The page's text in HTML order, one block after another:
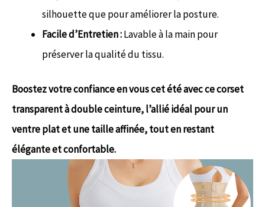
silhouette que pour améliorer la posture.
Facile d’Entretien :Lavable à la main pour
préserver la qualité du tissu.
Boostez votre confiance en vous cet été avec ce corset
transparent à double ceinture, l’allié idéal pour un
ventre plat et une taille affinée, tout en restant
élégante et confortable.